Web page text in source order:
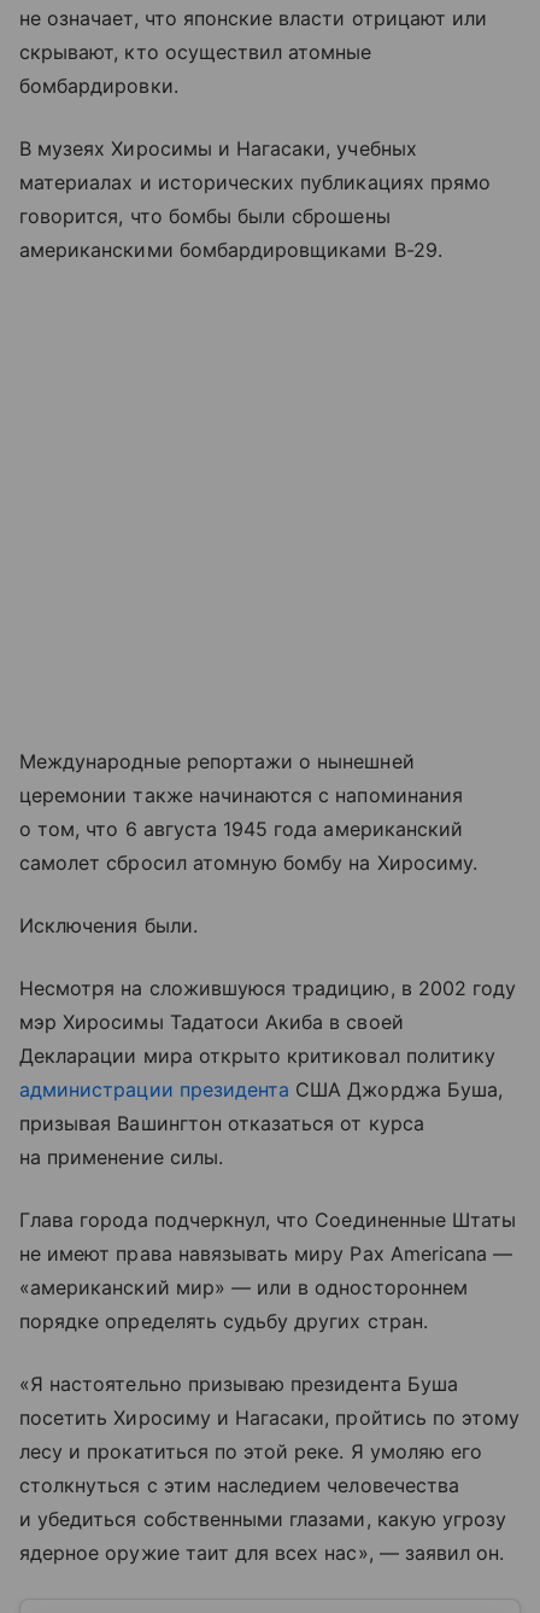
не означает, что японские власти отрицают или
скрывают, кто осуществил атомные
бомбардировки.
В музеях Хиросимы и Нагасаки, учебных
материалах и исторических публикациях прямо
говорится, что бомбы были сброшены
американскими бомбардировщиками B-29.
Международные репортажи о нынешней
церемонии также начинаются с напоминания
о том, что 6 августа 1945 года американский
самолет сбросил атомную бомбу на Хиросиму.
Исключения были.
Несмотря на сложившуюся традицию, в 2002 году
мэр Хиросимы Тадатоси Акиба в своей
Декларации мира открыто критиковал политику
администрации президента США Джорджа Буша,
призывая Вашингтон отказаться от курса
на применение силы.
Глава города подчеркнул, что Соединенные Штаты
не имеют права навязывать миру Pax Americana —
«американский мир» — или в одностороннем
порядке определять судьбу других стран.
«Я настоятельно призываю президента Буша
посетить Хиросиму и Нагасаки, пройтись по этому
лесу и прокатиться по этой реке. Я умоляю его
столкнуться с этим наследием человечества
и убедиться собственными глазами, какую угрозу
ядерное оружие таит для всех нас», — заявил он.